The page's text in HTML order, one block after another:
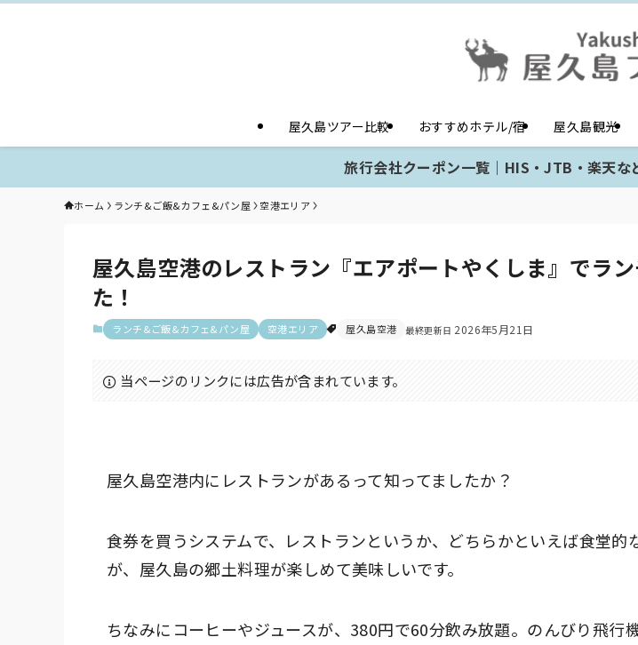
屋久島ツアー比較 おすすめホテル/宿 屋久島観光
旅行会社クーポン一覧｜HIS・JTB・楽天
ホーム ランチ&ご飯&カフェ&パン屋 空港エリア
屋久島空港のレストラン『エアポートやくしま』でラ
た！
ランチ&ご飯&カフェ&パン屋 空港エリア 屋久島空港 2026年5月21日
当ページのリンクには広告が含まれています。
屋久島空港内にレストランがあるって知ってましたか？
食券を買うシステムで、レストランというか、どちらかといえば食堂的
が、屋久島の郷土料理が楽しめて美味しいです。
ちなみにコーヒーやジュースが、380円で60分飲み放題。のんびり飛行